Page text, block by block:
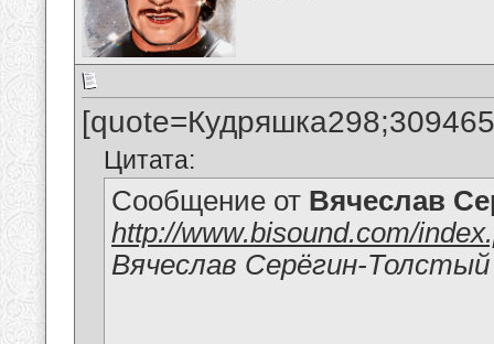
Цитата:
Сообщение от Вячеслав
http://www.bisound.com/
Вячеслав Серёгин-Толстый